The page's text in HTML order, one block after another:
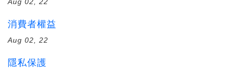
消費者權益
Aug 02, 22
隱私保護